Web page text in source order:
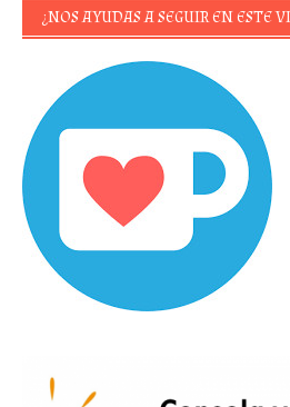
¿NOS AYUDAS A SEGUIR EN ESTE